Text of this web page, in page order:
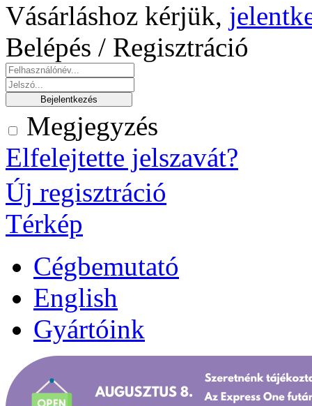
Vásárláshoz kérjük,
Belépés / Regisztráció
Megjegyzés
Elfelejtette jelszavát?
Új regisztráció
Térkép
Cégbemutató
English
Gyártóink